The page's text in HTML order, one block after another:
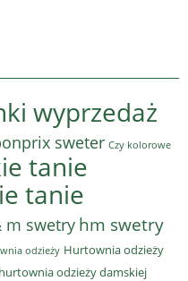
wyprzedaż
sweter Czy kolorowe
tanie
tanie
m swetry hm swetry
odzieży Hurtownia odzieży
odzieży damskiej